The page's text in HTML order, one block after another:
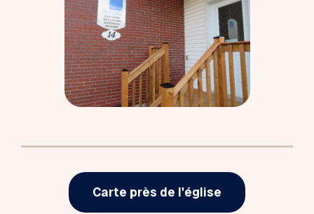
Carte près de l'église